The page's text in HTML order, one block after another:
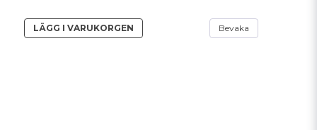
LÄGG I VARUKORGEN Bevaka